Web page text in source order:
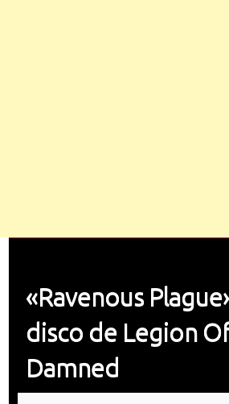
«Ravenous
disco de Legion
Damned